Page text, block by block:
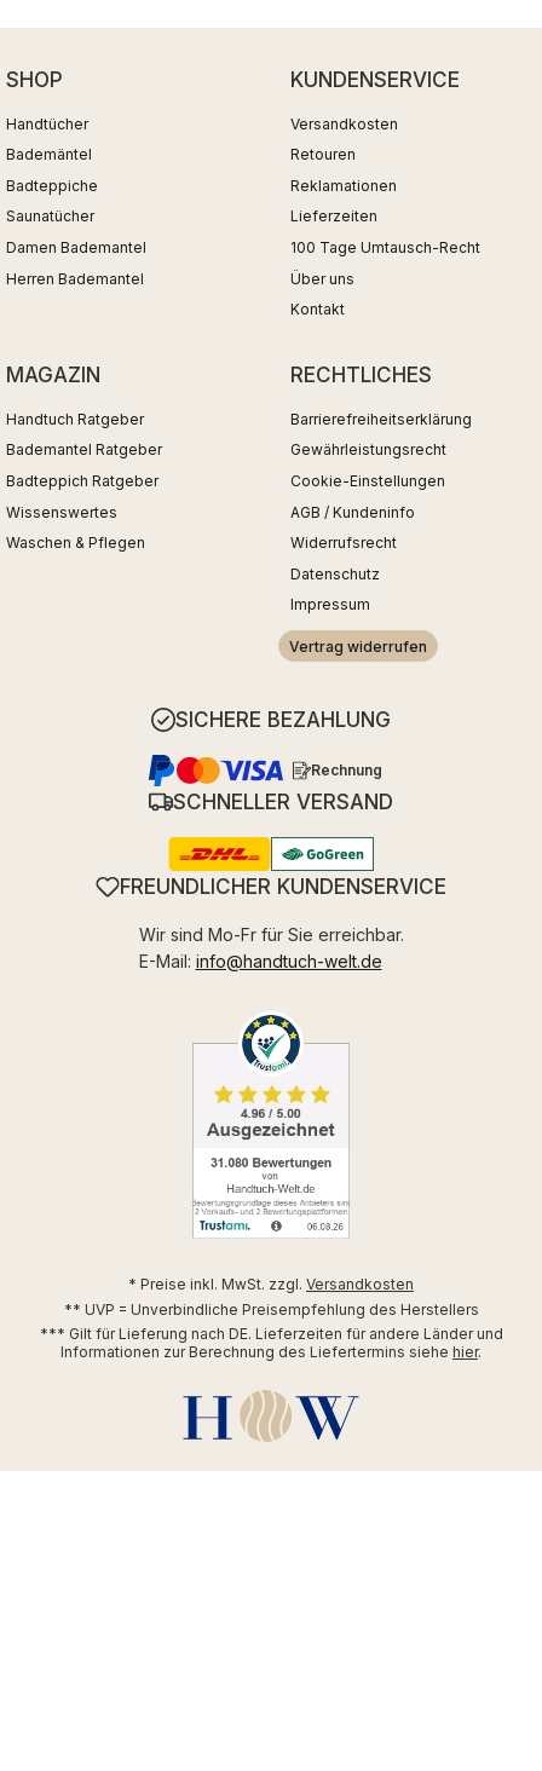
SHOP
Handtücher
Bademäntel
Badteppiche
Saunatücher
Damen Bademantel
Herren Bademantel
KUNDENSERVICE
Versandkosten
Retouren
Reklamationen
Lieferzeiten
100 Tage Umtausch-Recht
Über uns
Kontakt
MAGAZIN
Handtuch Ratgeber
Bademantel Ratgeber
Badteppich Ratgeber
Wissenswertes
Waschen & Pflegen
RECHTLICHES
Barrierefreiheitserklärung
Gewährleistungsrecht
Cookie-Einstellungen
AGB / Kundeninfo
Widerrufsrecht
Datenschutz
Impressum
Vertrag widerrufen
SICHERE BEZAHLUNG
Rechnung
SCHNELLER VERSAND
FREUNDLICHER KUNDENSERVICE
Wir sind Mo-Fr für Sie erreichbar.
E-Mail: info@handtuch-welt.de
* Preise inkl. MwSt. zzgl. Versandkosten
** UVP = Unverbindliche Preisempfehlung des Herstellers
*** Gilt für Lieferung nach DE. Lieferzeiten für andere Länder und
Informationen zur Berechnung des Liefertermins siehe hier.